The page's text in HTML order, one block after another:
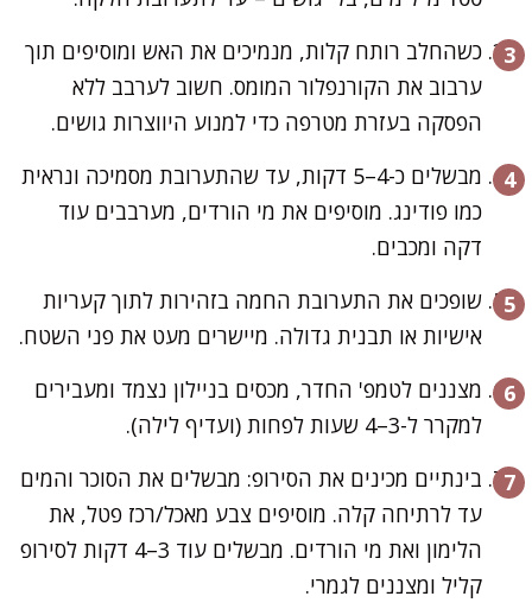
כשהחלב רותח קלות, מנמיכים את האש ומוסיפים תוך
ערבוב את הקורנפלור המומס. חשוב לערבב ללא
הפסקה בעזרת מטרפה כדי למנוע היווצרות גושים.
מבשלים כ-4–5 דקות, עד שהתערובת מסמיכה ונראית
כמו פודינג. מוסיפים את מי הורדים, מערבבים עוד
דקה ומכבים.
שופכים את התערובת החמה בזהירות לתוך קעריות
אישיות או תבנית גדולה. מיישרים מעט את פני השטח.
מצננים לטמפ' החדר, מכסים בניילון נצמד ומעבירים
למקרר ל-3–4 שעות לפחות (ועדיף לילה).
בינתיים מכינים את הסירופ: מבשלים את הסוכר והמים
עד לרתיחה קלה. מוסיפים צבע מאכל/רכז פטל, את
הלימון ואת מי הורדים. מבשלים עוד 3–4 דקות לסירופ
קליל ומצננים לגמרי.